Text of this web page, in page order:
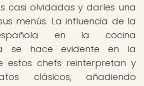
casi olvidadas y darles una
menús. La influencia de la
en la cocina
se hace evidente en la
estos chefs reinterpretan y
clásicos, añadiendo